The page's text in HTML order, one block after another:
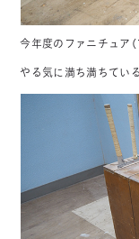
今年度のファニチュア
やる気に満ち満ちている